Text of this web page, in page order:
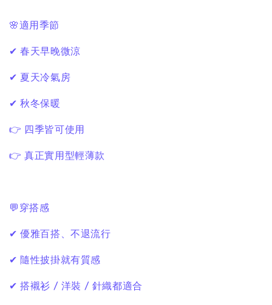
🌸適用季節
✔ 春天早晚微涼
✔ 夏天冷氣房
✔ 秋冬保暖
👉 四季皆可使用
👉 真正實用型輕薄款
💬穿搭感
✔ 優雅百搭、不退流行
✔ 隨性披掛就有質感
✔ 搭襯衫 / 洋裝 / 針織都適合